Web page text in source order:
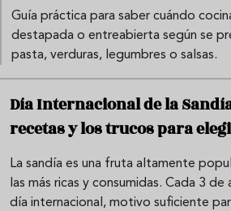
Guía práctica para saber cuándo
destapada o entreabierta según se
pasta, verduras, legumbres o salsas.
Día Internacional de la
recetas y los trucos para
La sandía es una fruta altamente
las más ricas y consumidas. Cada 3
día internacional, motivo suficiente